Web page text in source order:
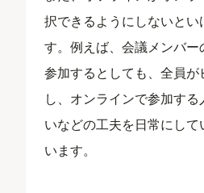
択できるようにしないとい
す。例えば、会議メンバ
参加するとしても、全員
し、オンラインで参加す
いなどの工夫を日常にし
います。